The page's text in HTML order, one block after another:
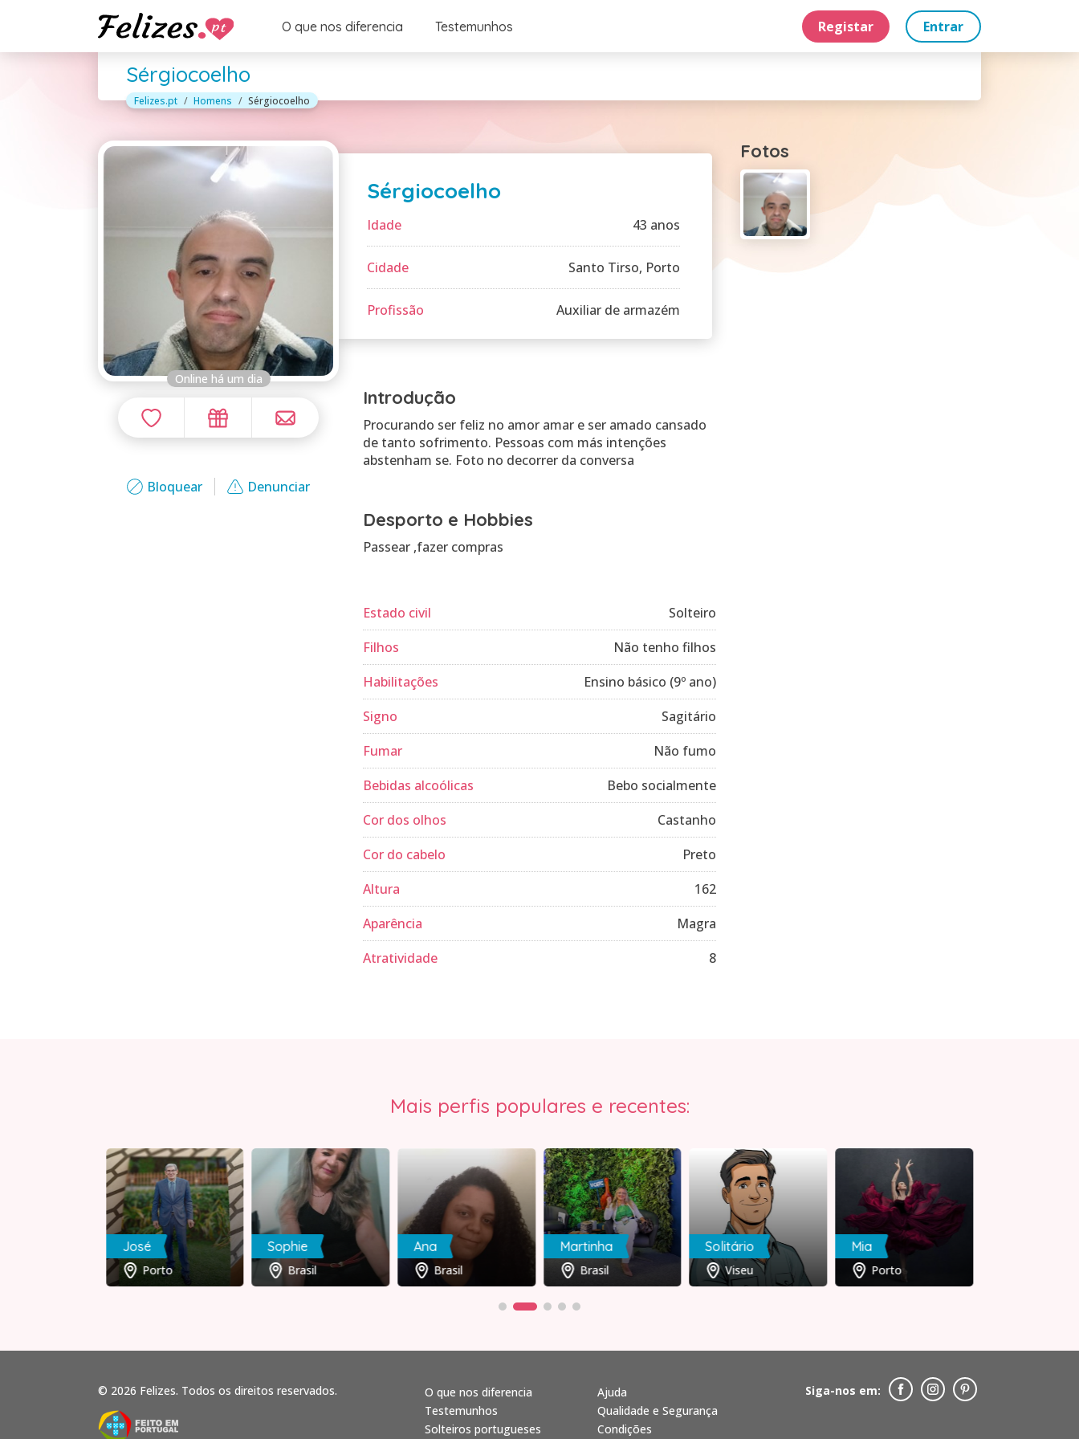
O que nos diferencia Testemunhos Registar Entrar
Sérgiocoelho
Felizes.pt Homens Sérgiocoelho
Online há um dia
Bloquear Denunciar
Sérgiocoelho
Idade 43 anos
Cidade Santo Tirso, Porto
Profissão Auxiliar de armazém
Introdução
Procurando ser feliz no amor amar e ser amado cansado
de tanto sofrimento. Pessoas com más intenções
abstenham se. Foto no decorrer da conversa
Desporto e Hobbies
Passear ,fazer compras
Estado civil
Solteiro
Filhos
Não tenho filhos
Habilitações
Ensino básico (9º ano)
Signo
Sagitário
Fumar
Não fumo
Bebidas alcoólicas
Bebo socialmente
Cor dos olhos
Castanho
Cor do cabelo
Preto
Altura
162
Aparência
Magra
Atratividade
8
Fotos
Mais perfis populares e recentes:
José
Porto
Sophie
Brasil
Ana
Brasil
Martinha
Brasil
Solitário
Viseu
Mia
Porto
© 2026 Felizes. Todos os direitos reservados.
O que nos diferencia
Testemunhos
Solteiros portugueses
Ajuda
Qualidade e Segurança
Condições
Siga-nos em: